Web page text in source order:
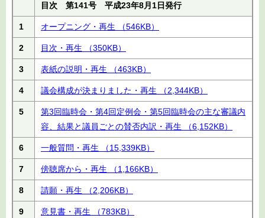
目次 第141号 平成23年8月1日発行
1 オープニング・再生 （546KB）
2 目次・再生 （350KB）
3 表紙の説明・再生 （463KB）
4 議会構成が決まりました・再生 （2,344KB）
5
第3回臨時会・第4回定例会・第5回臨時会の主な審議内
容、結果と議員ごとの賛否内訳・再生
（6,152KB）
6 一般質問・再生 （15,339KB）
7 傍聴席から・再生 （1,166KB）
8 請願・再生 （2,206KB）
9 意見書・再生 （783KB）